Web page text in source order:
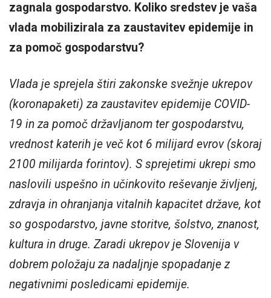
zagnala gospodarstvo. Koliko sredstev je vaša
vlada mobilizirala za zaustavitev epidemije in
za pomoč gospodarstvu?
Vlada je sprejela štiri zakonske svežnje ukrepov
(koronapaketi) za zaustavitev epidemije COVID-
19 in za pomoč državljanom ter gospodarstvu,
vrednost katerih je več kot 6 milijard evrov (skoraj
2100 milijarda forintov). S sprejetimi ukrepi smo
naslovili uspešno in učinkovito reševanje življenj,
zdravja in ohranjanja vitalnih kapacitet države, kot
so gospodarstvo, javne storitve, šolstvo, znanost,
kultura in druge. Zaradi ukrepov je Slovenija v
dobrem položaju za nadaljnje spopadanje z
negativnimi posledicami epidemije.